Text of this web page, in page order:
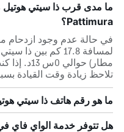
ما مدى قرب ذا سيتي
Pattimura؟
في حالة عدم وجود ازدحام
مطار)
تلاحظ زيادة وقت القيادة
ما هو رقم هاتف ذا سيتي
هل تتوفر خدمة الواي فاي